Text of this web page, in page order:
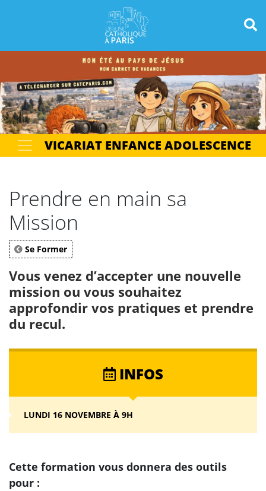
VICARIAT ENFANCE ADOLESCENCE
Prendre en main sa
Mission
Se Former
Vous venez d’accepter une nouvelle
mission ou vous souhaitez
approfondir vos pratiques et prendre
du recul.
INFOS
LUNDI 16 NOVEMBRE À 9H
Cette formation vous donnera des outils
pour :
Panneau de gestion des cookies